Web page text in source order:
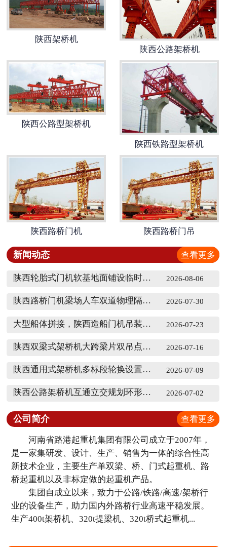
陕西架桥机
陕西公路架桥机
陕西公路型架桥机
陕西铁路型架桥机
陕西路桥门机 陕西路桥门吊
新闻动态 查看更多
2026-08-06
陕西轮胎式门机软基地面铺设临时硬化垫层
2026-07-30
陕西路桥门机梁场人车双道物理隔离划分
2026-07-23
大型船体拼接，陕西造船门机吊装分段怎么排序
2026-07-16
陕西双梁式架桥机大跨梁片双吊点同步对位校准
2026-07-09
陕西通用式架桥机多标段轮换设置分段休整时段
2026-07-02
陕西公路架桥机互通立交规划环形行进路线
公司简介 查看更多
河南省路港起重机集团有限公司成立于2007年，
是一家集研发、设计、生产、销售为一体的综合性高
新技术企业，主要生产单双梁、桥、门式起重机、路
桥起重机以及非标定做的起重机产品。
集团自成立以来，致力于公路/铁路/高速/架桥行
业的设备生产，助力国内外路桥行业高速平稳发展。
生产400t架桥机、320t提梁机、320t桥式起重机...